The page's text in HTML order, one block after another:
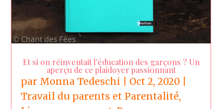
Et si on réinventait l’éducation des garçons ? Un
aperçu de ce plaidoyer passionnant
par Monna Tedeschi Oct 2, 2020
Travail du parents et Parentalité,